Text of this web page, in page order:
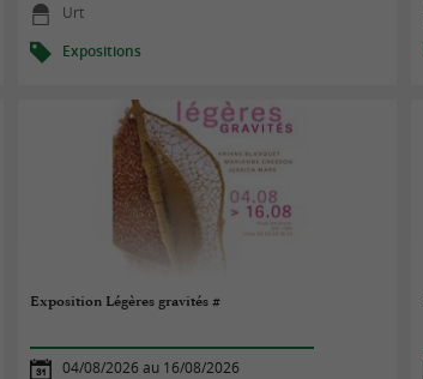
Urt
Expositions
Exposition Légères gravités #
04/08/2026 au 16/08/2026